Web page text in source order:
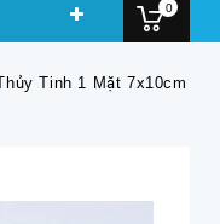
0
Tinh 1 Mặt 7x10cm